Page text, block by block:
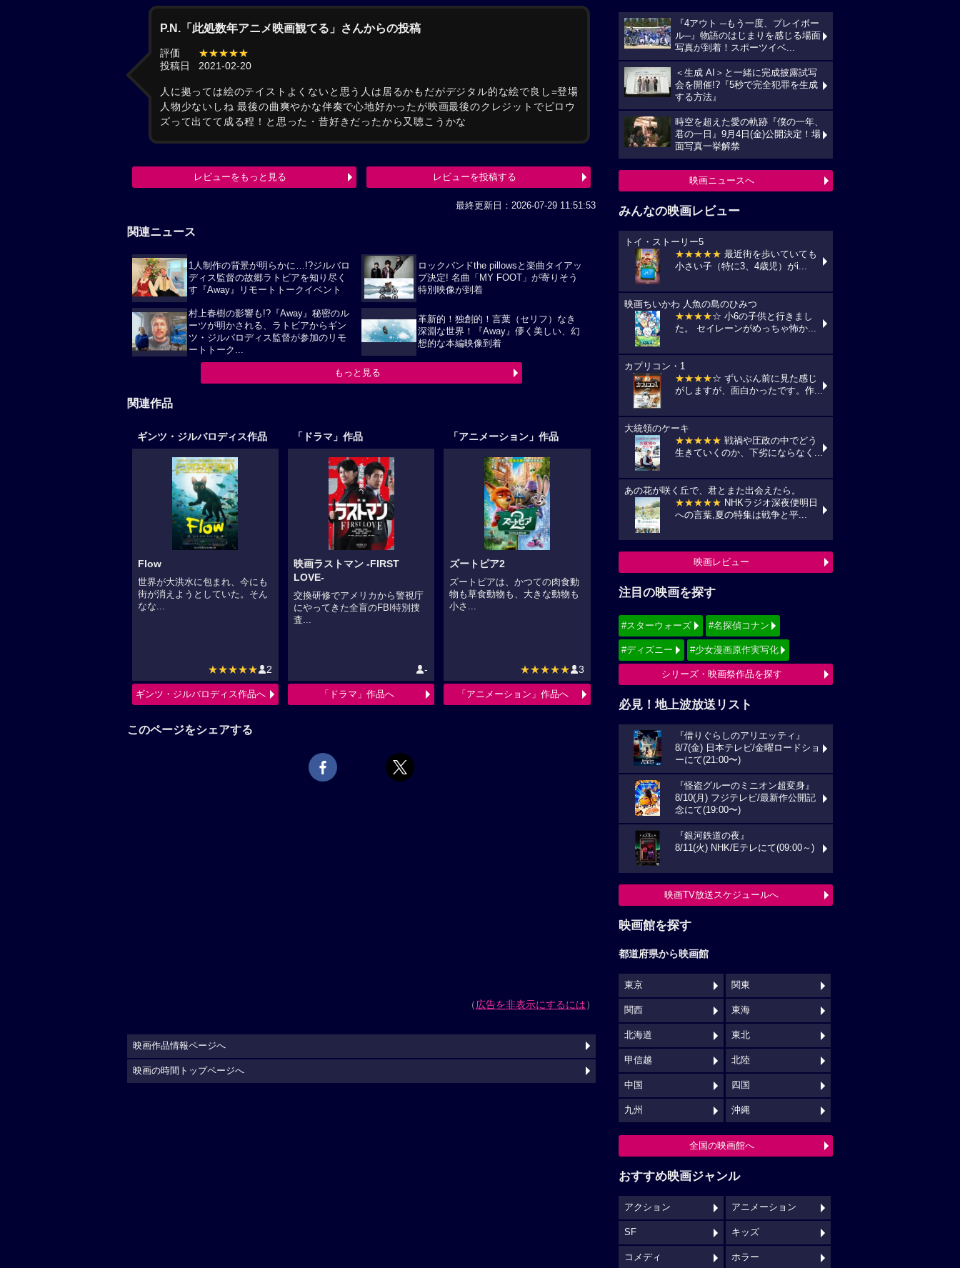
P.N.「此処数年アニメ映画観てる」さんからの投稿
評価
★★★★★
投稿日
2021-02-20
人に拠っては絵のテイストよくないと思う人は居るかもだがデジタル的な絵で良し=登場
人物少ないしね 最後の曲爽やかな伴奏で心地好かったが映画最後のクレジットでピロウ
ズって出てて成る程！と思った・昔好きだったから又聴こうかな
レビューをもっと見る レビューを投稿する
最終更新日：2026-07-29 11:51:53
関連ニュース
1人制作の背景が明らかに…!?ジルバロ
ディス監督の故郷ラトビアを知り尽く
す『Away』リモートトークイベント
ロックバンドthe pillowsと楽曲タイアッ
プ決定! 名曲「MY FOOT」が寄りそう
特別映像が到着
村上春樹の影響も!?『Away』秘密のル
ーツが明かされる、ラトビアからギン
ツ・ジルバロディス監督が参加のリモ
ートトーク...
革新的！独創的！言葉（セリフ）なき
深淵な世界！『Away』儚く美しい、幻
想的な本編映像到着
もっと見る
関連作品
ギンツ・ジルバロディス作品
Flow
世界が大洪水に包まれ、今にも
街が消えようとしていた。そん
なな...
★★★★★ 2
ギンツ・ジルバロディス作品へ
「ドラマ」作品
映画ラストマン -FIRST
LOVE-
交換研修でアメリカから警視庁
にやってきた全盲のFBI特別捜
査...
-
「ドラマ」作品へ
「アニメーション」作品
ズートピア2
ズートピアは、かつての肉食動
物も草食動物も、大きな動物も
小さ...
★★★★★ 3
「アニメーション」作品へ
このページをシェアする
（広告を非表示にするには）
『4アウト ─もう一度、プレイボー
ル─』物語のはじまりを感じる場面
写真が到着！スポーツイベ...
＜生成 AI＞と一緒に完成披露試写
会を開催!?『5秒で完全犯罪を生成
する方法』
時空を超えた愛の軌跡『僕の一年、
君の一日』9月4日(金)公開決定！場
面写真一挙解禁
映画ニュースへ
みんなの映画レビュー
トイ・ストーリー5
★★★★★ 最近街を歩いていても
小さい子（特に3、4歳児）がi...
映画ちいかわ 人魚の島のひみつ
★★★★☆ 小6の子供と行きまし
た。 セイレーンがめっちゃ怖か...
カプリコン・1
★★★★☆ ずいぶん前に見た感じ
がしますが、面白かったです。作...
大統領のケーキ
★★★★★ 戦禍や圧政の中でどう
生きていくのか、下劣にならなく...
あの花が咲く丘で、君とまた出会えたら。
★★★★★ NHKラジオ深夜便明日
への言葉,夏の特集は戦争と平...
映画レビュー
注目の映画を探す
#スターウォーズ #名探偵コナン
#ディズニー #少女漫画原作実写化
シリーズ・映画祭作品を探す
必見！地上波放送リスト
『借りぐらしのアリエッティ』
8/7(金) 日本テレビ/金曜ロードショ
ーにて(21:00〜)
『怪盗グルーのミニオン超変身』
8/10(月) フジテレビ/最新作公開記
念にて(19:00〜)
『銀河鉄道の夜』
8/11(火) NHK/Eテレにて(09:00～)
映画TV放送スケジュールへ
映画館を探す
都道府県から映画館
東京 関東
関西 東海
北海道 東北
甲信越 北陸
中国 四国
九州 沖縄
全国の映画館へ
おすすめ映画ジャンル
アクション アニメーション
SF キッズ
コメディ ホラー
映画作品情報ページへ
映画の時間トップページへ